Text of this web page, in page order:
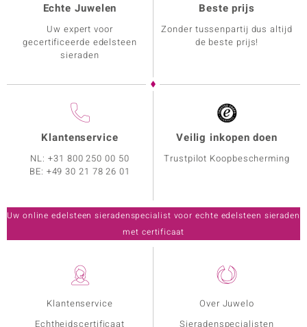
Klantenservice
Echtheidscertificaat
Over Juwelo
Sieradenspecialisten
Echte Juwelen
Uw expert voor
gecertificeerde edelsteen
sieraden
Beste prijs
Zonder tussenpartij dus altijd
de beste prijs!
Klantenservice
NL:+31 800 250 00 50
BE: +49 30 21 78 26 01
Veilig inkopen doen
Trustpilot Koopbescherming
Uw online edelsteen sieradenspecialist voor echte edelsteen sieraden
met certificaat